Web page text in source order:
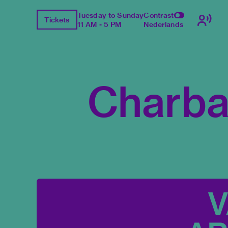
Tickets
Tuesday to Sunday
11 AM - 5 PM
Contrast
Nederlands